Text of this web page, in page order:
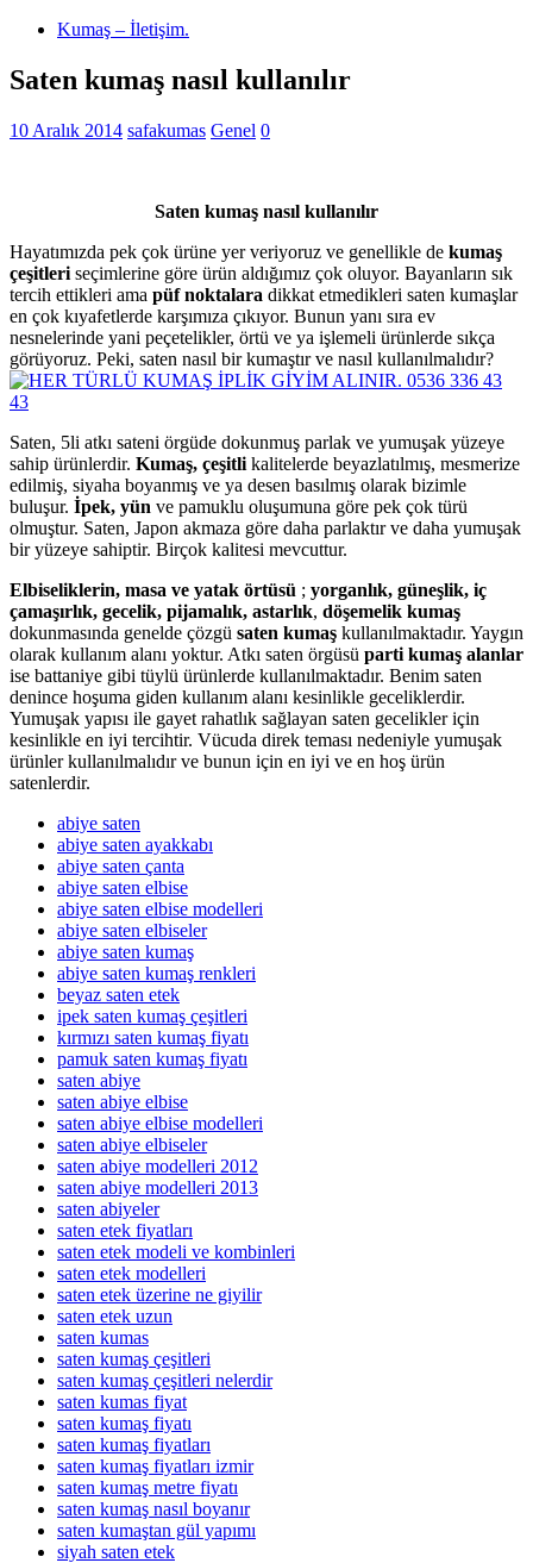
Kumaş – İletişim.
Saten kumaş nasıl kullanılır
10 Aralık 2014 safakumas Genel 0
Saten kumaş nasıl kullanılır
Hayatımızda pek çok ürüne yer veriyoruz ve genellikle de kumaş
çeşitleri seçimlerine göre ürün aldığımız çok oluyor. Bayanların sık
tercih ettikleri ama püf noktalara dikkat etmedikleri saten kumaşlar
en çok kıyafetlerde karşımıza çıkıyor. Bunun yanı sıra ev
nesnelerinde yani peçetelikler, örtü ve ya işlemeli ürünlerde sıkça
görüyoruz. Peki, saten nasıl bir kumaştır ve nasıl kullanılmalıdır?
Saten, 5li atkı sateni örgüde dokunmuş parlak ve yumuşak yüzeye
sahip ürünlerdir. Kumaş, çeşitli kalitelerde beyazlatılmış, mesmerize
edilmiş, siyaha boyanmış ve ya desen basılmış olarak bizimle
buluşur. İpek, yün ve pamuklu oluşumuna göre pek çok türü
olmuştur. Saten, Japon akmaza göre daha parlaktır ve daha yumuşak
bir yüzeye sahiptir. Birçok kalitesi mevcuttur.
Elbiseliklerin, masa ve yatak örtüsü ; yorganlık, güneşlik, iç
çamaşırlık, gecelik, pijamalık, astarlık, döşemelik kumaş
dokunmasında genelde çözgü saten kumaş kullanılmaktadır. Yaygın
olarak kullanım alanı yoktur. Atkı saten örgüsü parti kumaş alanlar
ise battaniye gibi tüylü ürünlerde kullanılmaktadır. Benim saten
denince hoşuma giden kullanım alanı kesinlikle geceliklerdir.
Yumuşak yapısı ile gayet rahatlık sağlayan saten gecelikler için
kesinlikle en iyi tercihtir. Vücuda direk teması nedeniyle yumuşak
ürünler kullanılmalıdır ve bunun için en iyi ve en hoş ürün
satenlerdir.
abiye saten
abiye saten ayakkabı
abiye saten çanta
abiye saten elbise
abiye saten elbise modelleri
abiye saten elbiseler
abiye saten kumaş
abiye saten kumaş renkleri
beyaz saten etek
ipek saten kumaş çeşitleri
kırmızı saten kumaş fiyatı
pamuk saten kumaş fiyatı
saten abiye
saten abiye elbise
saten abiye elbise modelleri
saten abiye elbiseler
saten abiye modelleri 2012
saten abiye modelleri 2013
saten abiyeler
saten etek fiyatları
saten etek modeli ve kombinleri
saten etek modelleri
saten etek üzerine ne giyilir
saten etek uzun
saten kumas
saten kumaş çeşitleri
saten kumaş çeşitleri nelerdir
saten kumas fiyat
saten kumaş fiyatı
saten kumaş fiyatları
saten kumaş fiyatları izmir
saten kumaş metre fiyatı
saten kumaş nasıl boyanır
saten kumaştan gül yapımı
siyah saten etek